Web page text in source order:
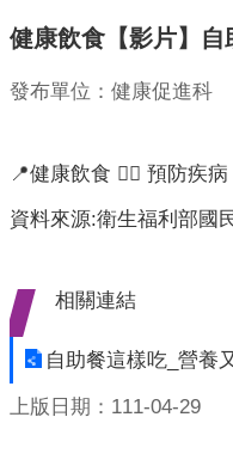
專
人
區
題
區
便
健康飲食【影片】
發布單位：健康促進科
📍健康飲食 👉🏻 預防疾
資料來源:衛生福利部國
相關連結
自助餐這樣吃_營養
上版日期：111-04-29